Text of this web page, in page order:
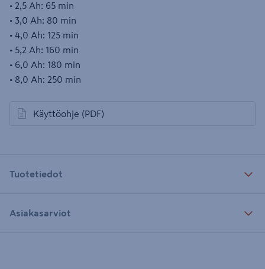
• 2,5 Ah: 65 min
• 3,0 Ah: 80 min
• 4,0 Ah: 125 min
• 5,2 Ah: 160 min
• 6,0 Ah: 180 min
• 8,0 Ah: 250 min
Käyttöohje (PDF)
avautuu uuteen välilehteen
Tuotetiedot
Asiakasarviot